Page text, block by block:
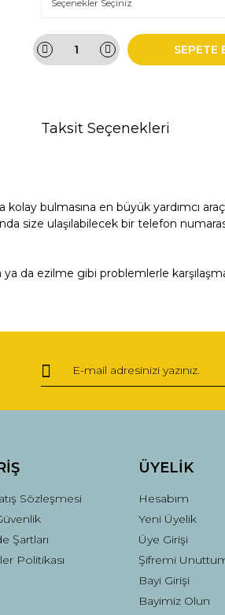
SEPETE
Taksit Seçenekleri
bulmasına en büyük yardımcı
size ulaşılabilecek bir telefon
da ezilme gibi problemlerle
Yorum Yaz
Gönder
Sözleşmesi
Şartları
Politikası
ÜYELİK
Hesabım
Yeni Üyelik
Üye Girişi
Şifremi
Bayi Girişi
Bayimiz Olun